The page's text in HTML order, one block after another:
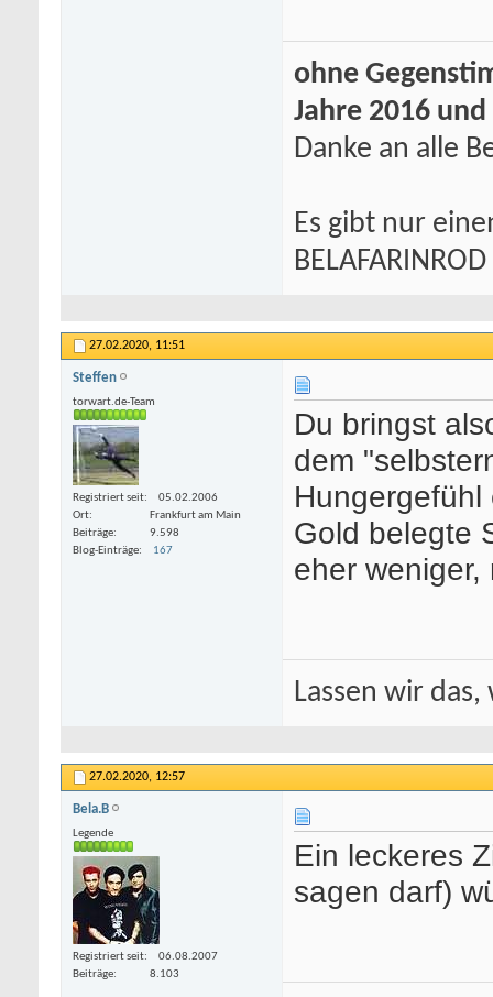
ohne
Jahre 2016 und
Danke an alle
Es gibt nur
BELAFARINROD
27.02.2020, 11:51
Steffen
torwart.de-Team
Registriert seit
05.02.2006
Ort
Frankfurt am Main
Beiträge
9.598
Blog-Einträge
167
Du bringst
dem
Gold belegte
eher
Lassen wir
27.02.2020, 12:57
Bela.B
Legende
Registriert seit
06.08.2007
Beiträge
8.103
Ein leckeres
sagen darf)